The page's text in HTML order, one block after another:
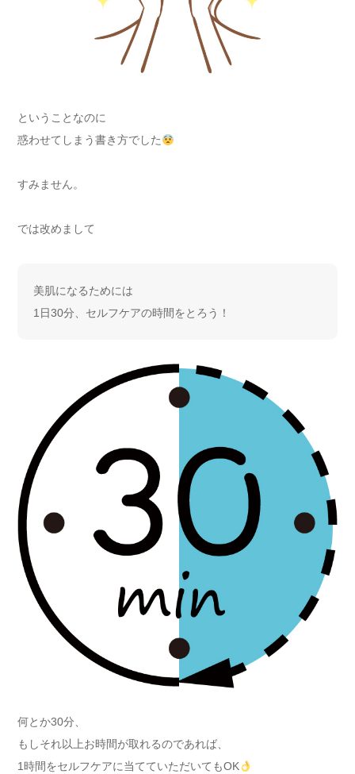
ということなのに
惑わせてしまう書き方でした
すみません。
では改めまして
美肌になるためには
1日30分、セルフケアの時間をとろう！
何とか30分、
もしそれ以上お時間が取れるのであれば、
1時間をセルフケアに当てていただいてもOK